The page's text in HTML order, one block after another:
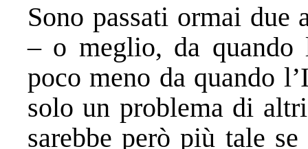
Sono passati ormai due
– o meglio, da quando
poco meno da quando
solo un problema di
sarebbe però più tale